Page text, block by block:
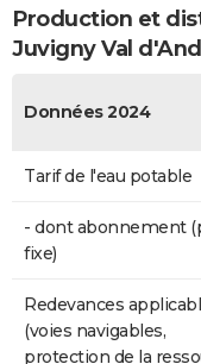
Production et
Juvigny Val
Données 2024
Tarif de l'eau potable
- dont abonnement
fixe)
Redevances
(voies navigables,
protection de la